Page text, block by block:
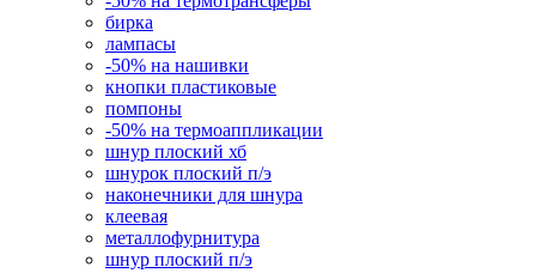
бирка
лампасы
-50% на нашивки
кнопки пластиковые
помпоны
-50% на термоаппликации
шнур плоский хб
шнурок плоский п/э
наконечники для шнура
клеевая
металлофурнитура
шнур плоский п/э